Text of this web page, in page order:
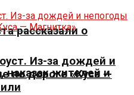
рассказали о
наказах жителей и
Из-за дождей и
по дороге «Куса —